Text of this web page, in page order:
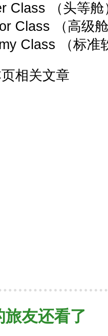
Class （头等舱
Class （高级
Class （标准
相关文章
友还看了